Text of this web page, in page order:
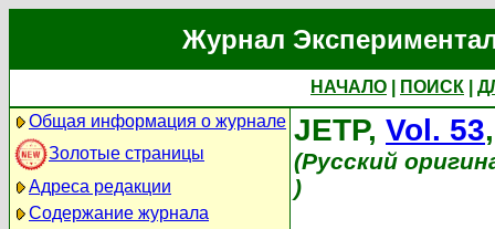
Журнал
НАЧАЛО ПОИСК
Общая информация о журнале
Золотые страницы
Адреса редакции
Содержание журнала
JETP, Vol. 53
(Русский
)